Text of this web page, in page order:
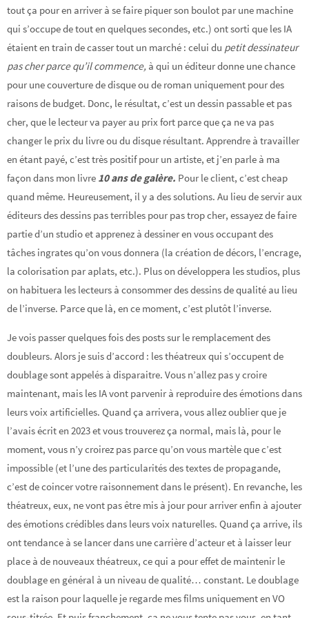
tout ça pour en arriver à se faire piquer son boulot par une machine
qui s’occupe de tout en quelques secondes, etc.) ont sorti que les IA
étaient en train de casser tout un marché : celui du petit dessinateur
pas cher parce qu’il commence, à qui un éditeur donne une chance
pour une couverture de disque ou de roman uniquement pour des
raisons de budget. Donc, le résultat, c’est un dessin passable et pas
cher, que le lecteur va payer au prix fort parce que ça ne va pas
changer le prix du livre ou du disque résultant. Apprendre à travailler
en étant payé, c’est très positif pour un artiste, et j’en parle à ma
façon dans mon livre 10 ans de galère. Pour le client, c’est cheap
quand même. Heureusement, il y a des solutions. Au lieu de servir aux
éditeurs des dessins pas terribles pour pas trop cher, essayez de faire
partie d’un studio et apprenez à dessiner en vous occupant des
tâches ingrates qu’on vous donnera (la création de décors, l’encrage,
la colorisation par aplats, etc.). Plus on développera les studios, plus
on habituera les lecteurs à consommer des dessins de qualité au lieu
de l’inverse. Parce que là, en ce moment, c’est plutôt l’inverse.
Je vois passer quelques fois des posts sur le remplacement des
doubleurs. Alors je suis d’accord : les théatreux qui s’occupent de
doublage sont appelés à disparaitre. Vous n’allez pas y croire
maintenant, mais les IA vont parvenir à reproduire des émotions dans
leurs voix artificielles. Quand ça arrivera, vous allez oublier que je
l’avais écrit en 2023 et vous trouverez ça normal, mais là, pour le
moment, vous n’y croirez pas parce qu’on vous martèle que c’est
impossible (et l’une des particularités des textes de propagande,
c’est de coincer votre raisonnement dans le présent). En revanche, les
théatreux, eux, ne vont pas être mis à jour pour arriver enfin à ajouter
des émotions crédibles dans leurs voix naturelles. Quand ça arrive, ils
ont tendance à se lancer dans une carrière d’acteur et à laisser leur
place à de nouveaux théatreux, ce qui a pour effet de maintenir le
doublage en général à un niveau de qualité… constant. Le doublage
est la raison pour laquelle je regarde mes films uniquement en VO